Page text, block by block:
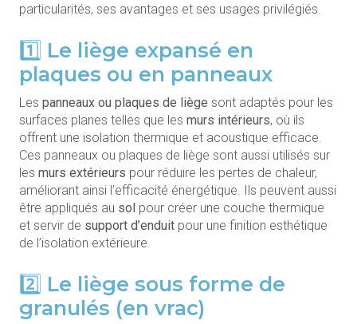
particularités, ses avantages et ses usages privilégiés.
1️⃣ Le liège expansé en
plaques ou en panneaux
Les panneaux ou plaques de liège sont adaptés pour les
surfaces planes telles que les murs intérieurs, où ils
offrent une isolation thermique et acoustique efficace.
Ces panneaux ou plaques de liège sont aussi utilisés sur
les murs extérieurs pour réduire les pertes de chaleur,
améliorant ainsi l’efficacité énergétique. Ils peuvent aussi
être appliqués au sol pour créer une couche thermique
et servir de support d’enduit pour une finition esthétique
de l’isolation extérieure.
2️⃣ Le liège sous forme de
granulés (en vrac)